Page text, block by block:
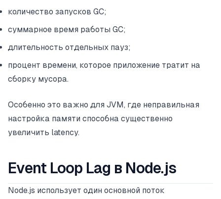
количество запусков GC;
суммарное время работы GC;
длительность отдельных пауз;
процент времени, которое приложение тратит на
сборку мусора.
Особенно это важно для JVM, где неправильная
настройка памяти способна существенно
увеличить latency.
Event Loop Lag в Node.js
Node.js использует один основной поток